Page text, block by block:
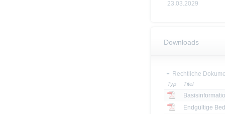
23.03.2029
Downloads
Rechtliche
Typ Titel
Endgültige